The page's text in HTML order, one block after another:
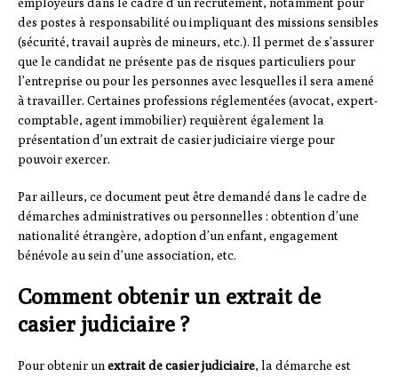
employeurs dans le cadre d’un recrutement, notamment pour
des postes à responsabilité ou impliquant des missions sensibles
(sécurité, travail auprès de mineurs, etc.). Il permet de s’assurer
que le candidat ne présente pas de risques particuliers pour
l’entreprise ou pour les personnes avec lesquelles il sera amené
à travailler. Certaines professions réglementées (avocat, expert-
comptable, agent immobilier) requièrent également la
présentation d’un extrait de casier judiciaire vierge pour
pouvoir exercer.
Par ailleurs, ce document peut être demandé dans le cadre de
démarches administratives ou personnelles : obtention d’une
nationalité étrangère, adoption d’un enfant, engagement
bénévole au sein d’une association, etc.
Comment obtenir un extrait de
casier judiciaire ?
Pour obtenir unextrait de casier judiciaire, la démarche est